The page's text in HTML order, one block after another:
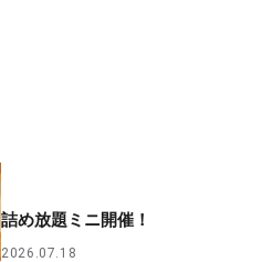
詰め放題ミニ開催！
2026.07.18